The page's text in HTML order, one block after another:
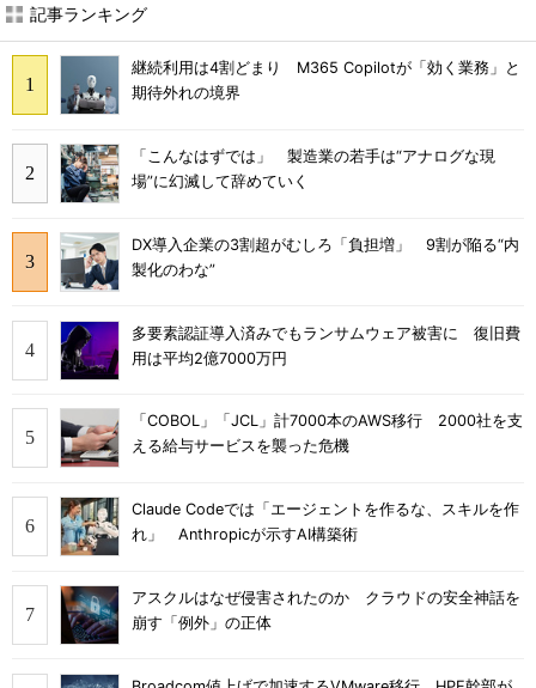
記事ランキング
継続利用は4割どまり M365 Copilotが「効く業務」と
期待外れの境界
「こんなはずでは」 製造業の若手は“アナログな現
場”に幻滅して辞めていく
DX導入企業の3割超がむしろ「負担増」 9割が陥る“内
製化のわな”
多要素認証導入済みでもランサムウェア被害に 復旧費
用は平均2億7000万円
「COBOL」「JCL」計7000本のAWS移行 2000社を支
える給与サービスを襲った危機
Claude Codeでは「エージェントを作るな、スキルを作
れ」 Anthropicが示すAI構築術
アスクルはなぜ侵害されたのか クラウドの安全神話を
崩す「例外」の正体